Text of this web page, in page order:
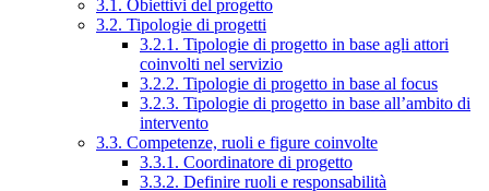
3.1. Obiettivi del progetto
3.2. Tipologie di progetti
3.2.1. Tipologie di progetto in base agli attori
coinvolti nel servizio
3.2.2. Tipologie di progetto in base al focus
3.2.3. Tipologie di progetto in base all’ambito di
intervento
3.3. Competenze, ruoli e figure coinvolte
3.3.1. Coordinatore di progetto
3.3.2. Definire ruoli e responsabilità